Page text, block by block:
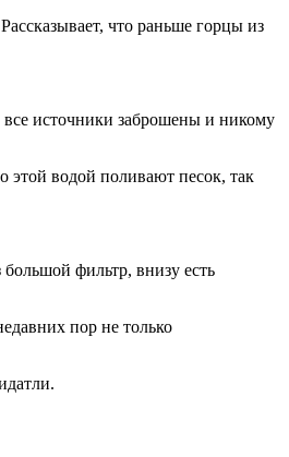
что раньше горцы из
все источники заброшены и никому
этой водой поливают песок, так
фильтр, внизу есть
пор не только